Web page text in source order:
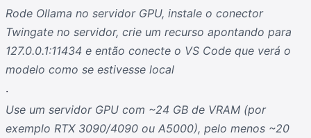
Rode Ollama no servidor GPU, instale o conector
Twingate no servidor, crie um recurso apontando para
127.0.0.1:11434 e então conecte o VS Code que verá o
modelo como se estivesse local
.
Use um servidor GPU com ~24 GB de VRAM (por
exemplo RTX 3090/4090 ou A5000), pelo menos ~20